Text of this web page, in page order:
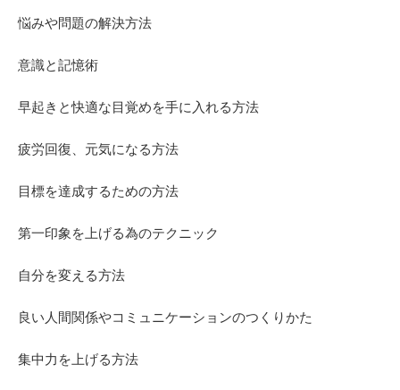
悩みや問題の解決方法
意識と記憶術
早起きと快適な目覚めを手に入れる方法
疲労回復、元気になる方法
目標を達成するための方法
第一印象を上げる為のテクニック
自分を変える方法
良い人間関係やコミュニケーションのつくりかた
集中力を上げる方法